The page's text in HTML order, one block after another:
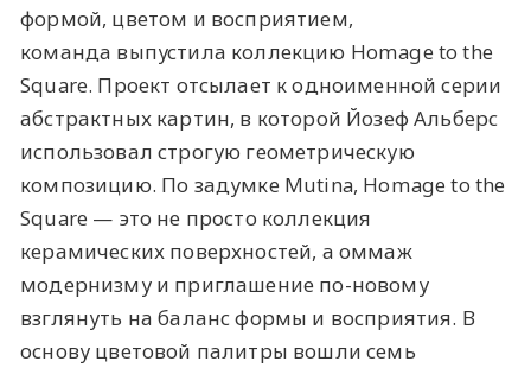
формой, цветом и восприятием,
команда выпустила коллекцию Homage to the
Square. Проект отсылает к одноименной серии
абстрактных картин, в которой Йозеф Альберс
использовал строгую геометрическую
композицию. По задумке Mutina, Homage to the
Square — это не просто коллекция
керамических поверхностей, а оммаж
модернизму и приглашение по-новому
взглянуть на баланс формы и восприятия. В
основу цветовой палитры вошли семь